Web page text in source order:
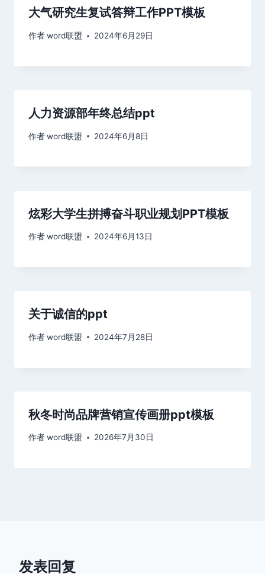
大气研究生复试答辩工作PPT模板
作者word联盟 2024年6月29日
人力资源部年终总结ppt
作者word联盟 2024年6月8日
炫彩大学生拼搏奋斗职业规划PPT模板
作者word联盟 2024年6月13日
关于诚信的ppt
作者word联盟 2024年7月28日
秋冬时尚品牌营销宣传画册ppt模板
作者word联盟 2026年7月30日
发表回复